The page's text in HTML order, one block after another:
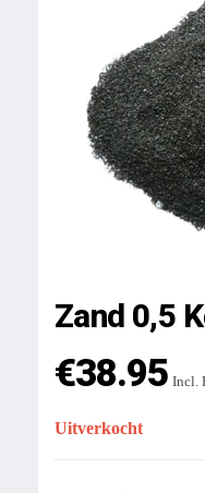
Zand 0,5
€38.95 Incl.
Uitverkocht